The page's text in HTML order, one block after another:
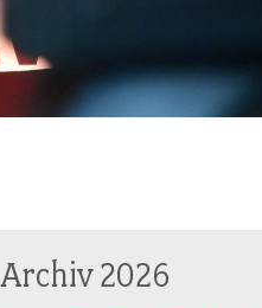
Archiv 2026